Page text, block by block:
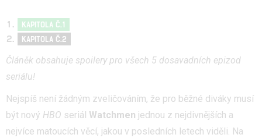
KAPITOLA Č.1
KAPITOLA Č.2
Článěk obsahuje spoilery pro všech 5 dosavadních epizod
seriálu!
Nejspíš není žádným zveličováním, že pro běžné diváky musí
být nový HBO seriál Watchmen jednou z nejdivnějších a
nejvíce matoucích věcí, jakou v posledních letech viděli. Na